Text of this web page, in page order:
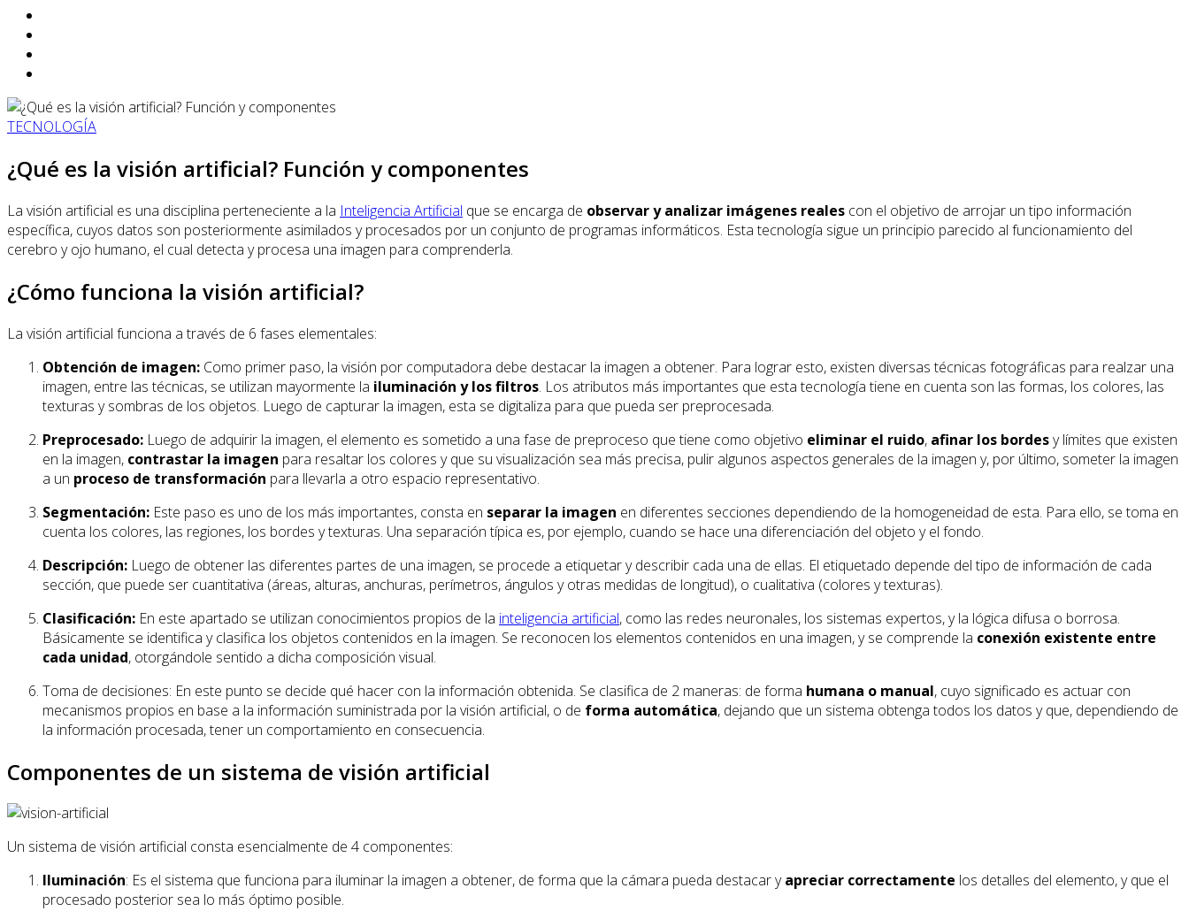
TECNOLOGÍA
¿Qué es la visión artificial? Función y componentes
La visión artificial es una disciplina perteneciente a la Inteligencia Artificial que se encarga de observar y analizar imágenes reales con el objetivo de arrojar un tipo información
específica, cuyos datos son posteriormente asimilados y procesados por un conjunto de programas informáticos. Esta tecnología sigue un principio parecido al funcionamiento del
cerebro y ojo humano, el cual detecta y procesa una imagen para comprenderla.
¿Cómo funciona la visión artificial?
La visión artificial funciona a través de 6 fases elementales:
Obtención de imagen: Como primer paso, la visión por computadora debe destacar la imagen a obtener. Para lograr esto, existen diversas técnicas fotográficas para realzar una
imagen, entre las técnicas, se utilizan mayormente la iluminación y los filtros. Los atributos más importantes que esta tecnología tiene en cuenta son las formas, los colores, las
texturas y sombras de los objetos. Luego de capturar la imagen, esta se digitaliza para que pueda ser preprocesada.
Preprocesado: Luego de adquirir la imagen, el elemento es sometido a una fase de preproceso que tiene como objetivo eliminar el ruido, afinar los bordesy límites que existen
en la imagen, contrastar la imagen para resaltar los colores y que su visualización sea más precisa, pulir algunos aspectos generales de la imagen y, por último, someter la imagen
a un proceso de transformación para llevarla a otro espacio representativo.
Segmentación: Este paso es uno de los más importantes, consta en separar la imagen en diferentes secciones dependiendo de la homogeneidad de esta. Para ello, se toma en
cuenta los colores, las regiones, los bordes y texturas. Una separación típica es, por ejemplo, cuando se hace una diferenciación del objeto y el fondo.
Descripción: Luego de obtener las diferentes partes de una imagen, se procede a etiquetar y describir cada una de ellas. El etiquetado depende del tipo de información de cada
sección, que puede ser cuantitativa (áreas, alturas, anchuras, perímetros, ángulos y otras medidas de longitud), o cualitativa (colores y texturas).
Clasificación: En este apartado se utilizan conocimientos propios de la inteligencia artificial, como las redes neuronales, los sistemas expertos, y la lógica difusa o borrosa.
Básicamente se identifica y clasifica los objetos contenidos en la imagen. Se reconocen los elementos contenidos en una imagen, y se comprende la conexión existente entre
cada unidad, otorgándole sentido a dicha composición visual.
Toma de decisiones: En este punto se decide qué hacer con la información obtenida. Se clasifica de 2 maneras: de forma humana o manual, cuyo significado es actuar con
mecanismos propios en base a la información suministrada por la visión artificial, o de forma automática, dejando que un sistema obtenga todos los datos y que, dependiendo de
la información procesada, tener un comportamiento en consecuencia.
Componentes de un sistema de visión artificial
Un sistema de visión artificial consta esencialmente de 4 componentes:
Iluminación: Es el sistema que funciona para iluminar la imagen a obtener, de forma que la cámara pueda destacar yapreciar correctamente los detalles del elemento, y que el
procesado posterior sea lo más óptimo posible.